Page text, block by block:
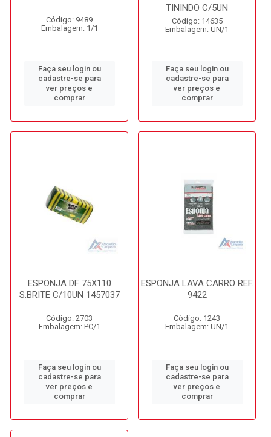
Código: 9489
Embalagem: 1/1
Faça seu login ou
cadastre-se para
ver preços e
comprar
TININDO C/5UN
Código: 14635
Embalagem: UN/1
Faça seu login ou
cadastre-se para
ver preços e
comprar
ESPONJA DF 75X110
S.BRITE C/10UN 1457037
Código: 2703
Embalagem: PC/1
Faça seu login ou
cadastre-se para
ver preços e
comprar
ESPONJA LAVA CARRO REF.
9422
Código: 1243
Embalagem: UN/1
Faça seu login ou
cadastre-se para
ver preços e
comprar